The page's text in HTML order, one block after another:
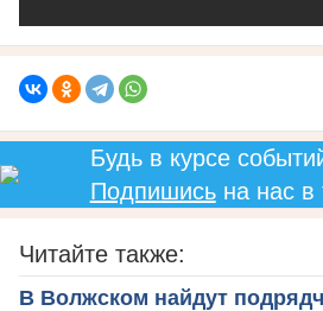
Будь в курсе
Подпишисьна нас в
Читайте также:
В Волжском найдут